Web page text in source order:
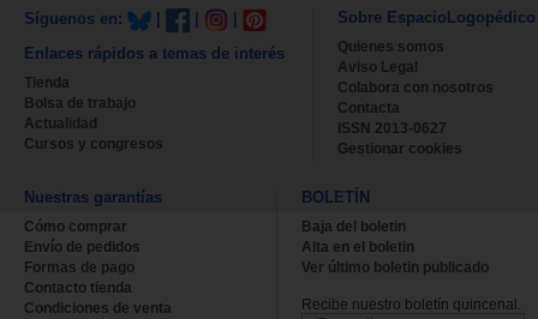
Síguenos en:
Enlaces rápidos a temas de interés
Tienda
Bolsa de trabajo
Actualidad
Cursos y congresos
Sobre EspacioLogopédico
Quienes somos
Aviso Legal
Colabora con nosotros
Contacta
ISSN 2013-0627
Gestionar cookies
Nuestras garantías
Cómo comprar
Envío de pedidos
Formas de pago
Contacto tienda
Condiciones de venta
BOLETÍN
Baja del boletin
Alta en el boletin
Ver último boletin publicado
Recibe nuestro boletín quincenal.